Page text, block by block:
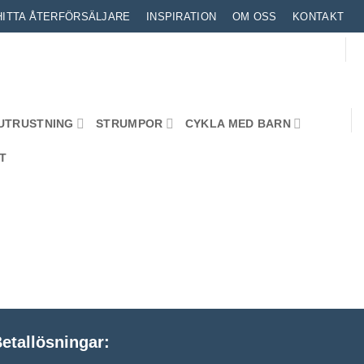
ÅTERFÖRSÄLJARE INSPIRATION OM OSS KONTAKT
STRUMPOR CYKLA MED BARN